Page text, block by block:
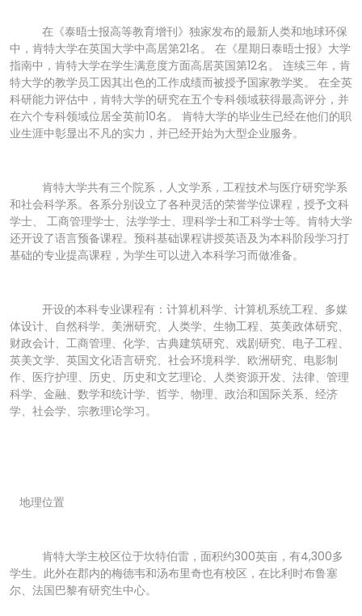
在《泰晤士报高等教育增刊》独家发布的最新人类和地球环保
中，肯特大学在英国大学中高居第21名。 在《星期日泰晤士报》大学
指南中，肯特大学在学生满意度方面高居英国第12名。 连续三年，肯
特大学的教学员工因其出色的工作成绩而被授予国家教学奖。 在全英
科研能力评估中，肯特大学的研究在五个专科领域获得最高评分，并
在六个专科领域位居全英前10名。 肯特大学的毕业生已经在他们的职
业生涯中彰显出不凡的实力，并已经开始为大型企业服务。
肯特大学共有三个院系，人文学系，工程技术与医疗研究学系
和社会科学系。各系分别设立了各种灵活的荣誉学位课程，授予文科
学士、 工商管理学士、法学学士、理科学士和工科学士等。肯特大学
还开设了语言预备课程。预科基础课程讲授英语及为本科阶段学习打
基础的专业提高课程，为学生可以进入本科学习而做准备。
开设的本科专业课程有：计算机科学、计算机系统工程、多媒
体设计、自然科学、美洲研究、人类学、生物工程、英美政体研究、
财政会计、工商管理、化学、古典建筑研究、戏剧研究、电子工程、
英美文学、英国文化语言研究、社会环境科学、欧洲研究、电影制
作、医疗护理、历史、历史和文艺理论、人类资源开发、法律、管理
科学、金融、数学和统计学、哲学、物理、政治和国际关系、经济
学、社会学、宗教理论学习。
地理位置
肯特大学主校区位于坎特伯雷，面积约300英亩，有4,300多
学生。此外在郡内的梅德韦和汤布里奇也有校区，在比利时布鲁塞
尔、法国巴黎有研究生中心。